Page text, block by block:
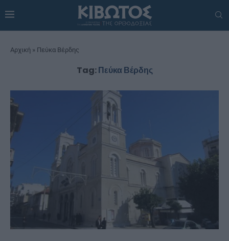
Αρχική » Πεύκα Βέρδης
Tag:Πεύκα Βέρδης